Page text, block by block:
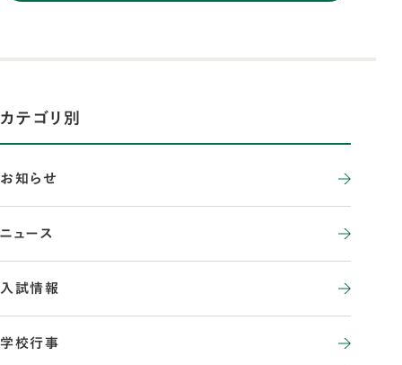
カテゴリ別
お知らせ
ニュース
入試情報
学校行事